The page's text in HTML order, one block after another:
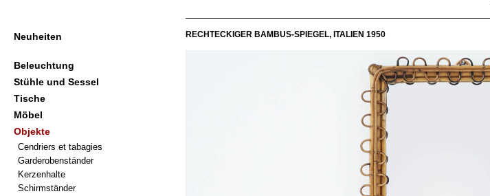
Primary
Menu
Neuheiten
Beleuchtung
Stühle und Sessel
Tische
Möbel
Objekte
Cendriers et tabagies
Garderobenständer
Kerzenhalte
Schirmständer
RECHTECKIGER BAMBUS-SPIEGEL, ITALIEN 1950